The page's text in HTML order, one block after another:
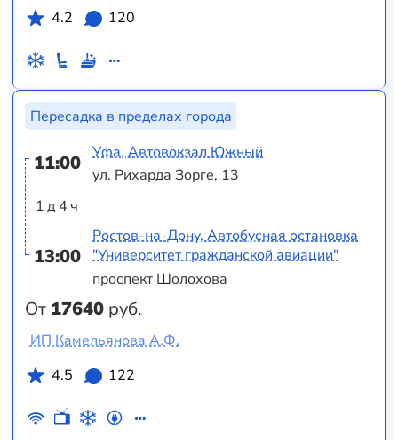
4.2
120
Пересадка в пределах города
11:00
1 д 4 ч
13:00
От 17640 руб.
Уфа, Автовокзал Южный
ул. Рихарда Зорге, 13
Ростов-на-Дону, Автобусная остановка
"Университет гражданской авиации"
проспект Шолохова
ИП Камельянова А.Ф.
4.5
122